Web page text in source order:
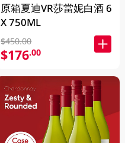
原箱夏迪VR莎當妮白酒 6
X 750ML
$450.00
$176.00